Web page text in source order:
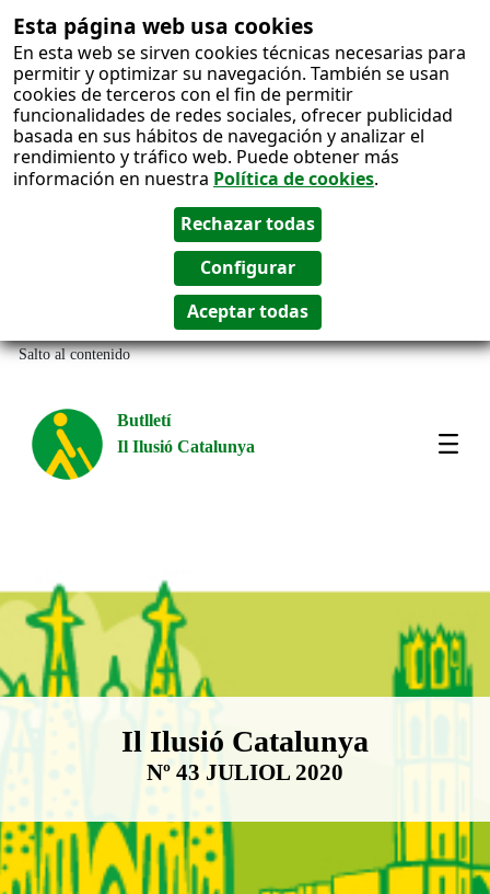
Esta página web usa cookies
En esta web se sirven cookies técnicas necesarias para
permitir y optimizar su navegación. También se usan
cookies de terceros con el fin de permitir
funcionalidades de redes sociales, ofrecer publicidad
basada en sus hábitos de navegación y analizar el
rendimiento y tráfico web. Puede obtener más
información en nuestra Política de cookies.
Salto al contenido
Butlletí
Il Ilusió Catalunya
Boletín Il·lusió Catalunya
Il Ilusió Catalunya
Nº 43 JULIOL 2020